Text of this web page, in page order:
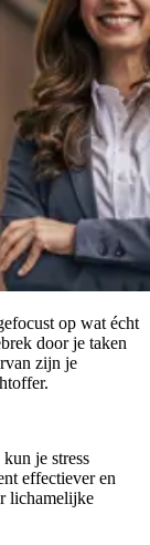
op wat écht
door je taken
zijn je
je stress
effectiever en
lichamelijke